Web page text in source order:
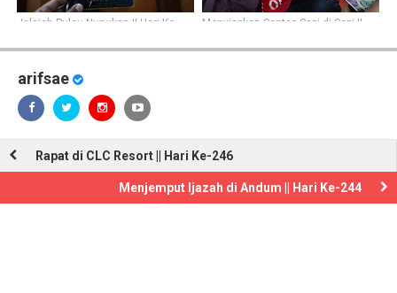
Jelajah Pulau Nunukan || Hari Ke-
Menyiapkan Santap Sapi di Sapi ||
arifsae
Rapat di CLC Resort || Hari Ke-246
Menjemput Ijazah di Andum || Hari Ke-244